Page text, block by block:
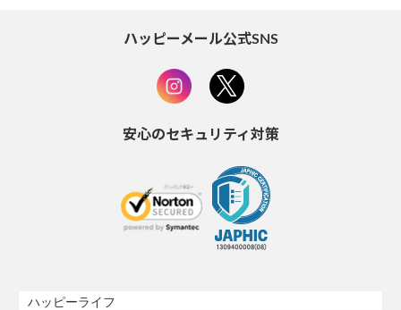
ハッピーメール公式SNS
安心のセキュリティ対策
ハッピーライフ